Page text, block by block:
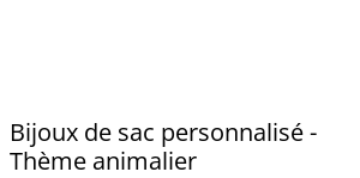
Bijoux de sac personnalisé -
Thème animalier